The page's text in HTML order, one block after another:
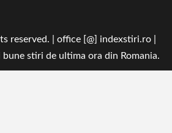
reserved. | office [@] indexstiri.ro
bune stiri de ultima ora din Romania.